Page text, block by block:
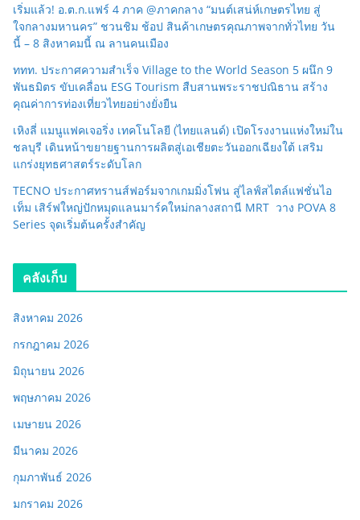
เริ่มแล้ว! อ.ต.ก.แฟร์ 4 ภาค @ภาคกลาง “มนต์เสน่ห์เกษตรไทย สู่
ใจกลางมหานคร” ชวนชิม ช้อป สินค้าเกษตรคุณภาพจากทั่วไทย วัน
นี้ – 8 สิงหาคมนี้ ณ ลานคนเมือง
ททท. ประกาศความสำเร็จ Village to the World Season 5 ผนึก 9
พันธมิตร ขับเคลื่อน ESG Tourism สืบสานพระราชปณิธาน สร้าง
คุณค่าการท่องเที่ยวไทยอย่างยั่งยืน
เหิงลี่ แมนูแฟคเจอริ่ง เทคโนโลยี (ไทยแลนด์) เปิดโรงงานแห่งใหม่ใน
ชลบุรี เดินหน้าขยายฐานการผลิตสู่เอเชียตะวันออกเฉียงใต้ เสริม
แกร่งยุทธศาสตร์ระดับโลก
TECNO ประกาศทรานส์ฟอร์มจากเกมมิ่งโฟน สู่ไลฟ์สไตล์แฟชั่นไอ
เท็ม เสิร์ฟใหญ่ปักหมุดแลนมาร์คใหม่กลางสถานี MRT วาง POVA 8
Series จุดเริ่มต้นครั้งสำคัญ
คลังเก็บ
สิงหาคม 2026
กรกฎาคม 2026
มิถุนายน 2026
พฤษภาคม 2026
เมษายน 2026
มีนาคม 2026
กุมภาพันธ์ 2026
มกราคม 2026